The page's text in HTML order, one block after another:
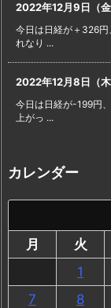
2022年12月9日（
今日は日経が＋326
れなり ...
2022年12月8日（
今日は日経が-199円
上がっ ...
カレンダー
月
火
1
7
8